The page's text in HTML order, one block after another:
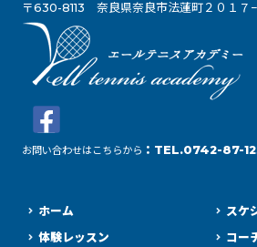
〒630-8113 奈良県奈良市法蓮町２０１７−
お問い合わせはこちらから ：TEL.0742-87-
ホーム
体験レッスン
スケ
コー